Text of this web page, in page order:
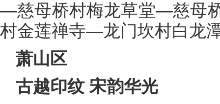
—慈母桥村梅龙草堂—慈母
村金莲禅寺—龙门坎村白龙
萧山区
古越印纹 宋韵华光